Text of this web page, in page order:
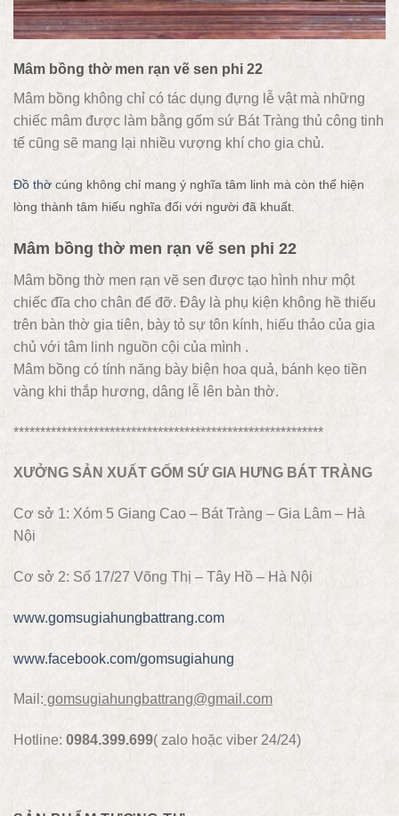
Mâm bồng thờ men rạn vẽ sen phi 22
Mâm bồng không chỉ có tác dụng đựng lễ vật mà những
chiếc mâm được làm bằng gốm sứ Bát Tràng thủ công tinh
tế cũng sẽ mang lại nhiều vượng khí cho gia chủ.
Đồ thờ cúng không chỉ mang ý nghĩa tâm linh mà còn thể hiện
lòng thành tâm hiếu nghĩa đối với người đã khuất.
Mâm bồng thờ men rạn vẽ sen phi 22
Mâm bồng thờ men rạn vẽ sen được tạo hình như một
chiếc đĩa cho chân đế đỡ. Đây là phụ kiện không hề thiếu
trên bàn thờ gia tiên, bày tỏ sự tôn kính, hiếu thảo của gia
chủ với tâm linh nguồn cội của mình .
Mâm bồng có tính năng bày biện hoa quả, bánh kẹo tiền
vàng khi thắp hương, dâng lễ lên bàn thờ.
**********************************************************
XƯỞNG SẢN XUẤT GỐM SỨ GIA HƯNG BÁT TRÀNG
Cơ sở 1: Xóm 5 Giang Cao – Bát Tràng – Gia Lâm – Hà
Nội
Cơ sở 2: Số 17/27 Võng Thị – Tây Hồ – Hà Nội
www.gomsugiahungbattrang.com
www.facebook.com/gomsugiahung
Mail: gomsugiahungbattrang@gmail.com
Hotline: 0984.399.699( zalo hoặc viber 24/24)